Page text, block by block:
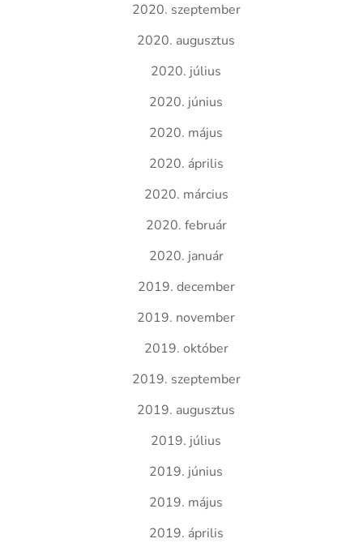
2020. szeptember
2020. augusztus
2020. július
2020. június
2020. május
2020. április
2020. március
2020. február
2020. január
2019. december
2019. november
2019. október
2019. szeptember
2019. augusztus
2019. július
2019. június
2019. május
2019. április